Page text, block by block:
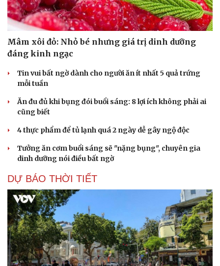
Mâm xôi đỏ: Nhỏ bé nhưng giá trị dinh dưỡng
đáng kinh ngạc
Tin vui bất ngờ dành cho người ăn ít nhất 5 quả trứng
mỗi tuần
Ăn đu đủ khi bụng đói buổi sáng: 8 lợi ích không phải ai
cũng biết
4 thực phẩm để tủ lạnh quá 2 ngày dễ gây ngộ độc
Tưởng ăn cơm buổi sáng sẽ "nặng bụng", chuyên gia
dinh dưỡng nói điều bất ngờ
DỰ BÁO THỜI TIẾT